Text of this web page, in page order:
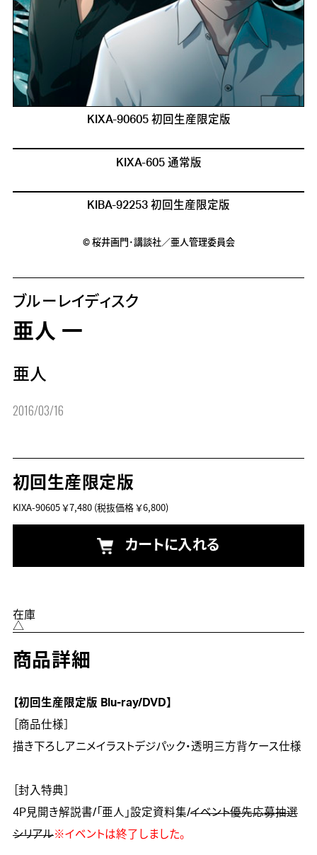
KIXA-90605 初回生産限定版
KIXA-605 通常版
KIBA-92253 初回生産限定版
© 桜井画門･講談社／亜人管理委員会
ブルーレイディスク
亜人 一
亜人
2016/03/16
初回生産限定版
KIXA-90605￥7,480(税抜価格 ￥6,800)
カートに入れる
在庫
△
商品詳細
【初回生産限定版 Blu-ray/DVD】
［商品仕様］
描き下ろしアニメイラストデジパック・透明三方背ケース仕様
［封入特典］
4P見開き解説書/「亜人」設定資料集/イベント優先応募抽選
シリアル※イベントは終了しました。